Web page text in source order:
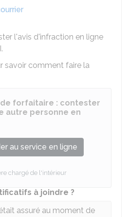
l'avis d'infraction en ligne
.
savoir comment faire la
forfaitaire : contester
autre personne en
au service en ligne
chargé de l'intérieur
à joindre ?
assuré au moment de